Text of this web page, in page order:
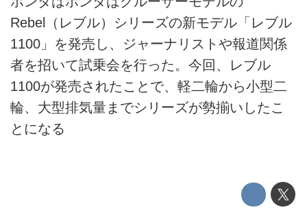
Rebel（レブル）シリーズの新モデル「レブル
1100」を発売し、ジャーナリストや報道関係
者を招いて試乗会を行った。今回、レブル
1100が発売されたことで、軽二輪から小型二
輪、大型排気量までシリーズが勢揃いしたこ
とになる